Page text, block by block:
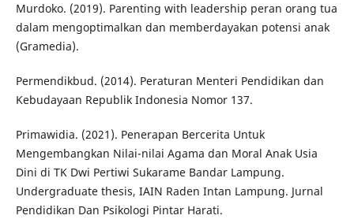
Murdoko. (2019). Parenting with leadership peran orang tua
dalam mengoptimalkan dan memberdayakan potensi anak
(Gramedia).
Permendikbud. (2014). Peraturan Menteri Pendidikan dan
Kebudayaan Republik Indonesia Nomor 137.
Primawidia. (2021). Penerapan Bercerita Untuk
Mengembangkan Nilai-nilai Agama dan Moral Anak Usia
Dini di TK Dwi Pertiwi Sukarame Bandar Lampung.
Undergraduate thesis, IAIN Raden Intan Lampung. Jurnal
Pendidikan Dan Psikologi Pintar Harati.